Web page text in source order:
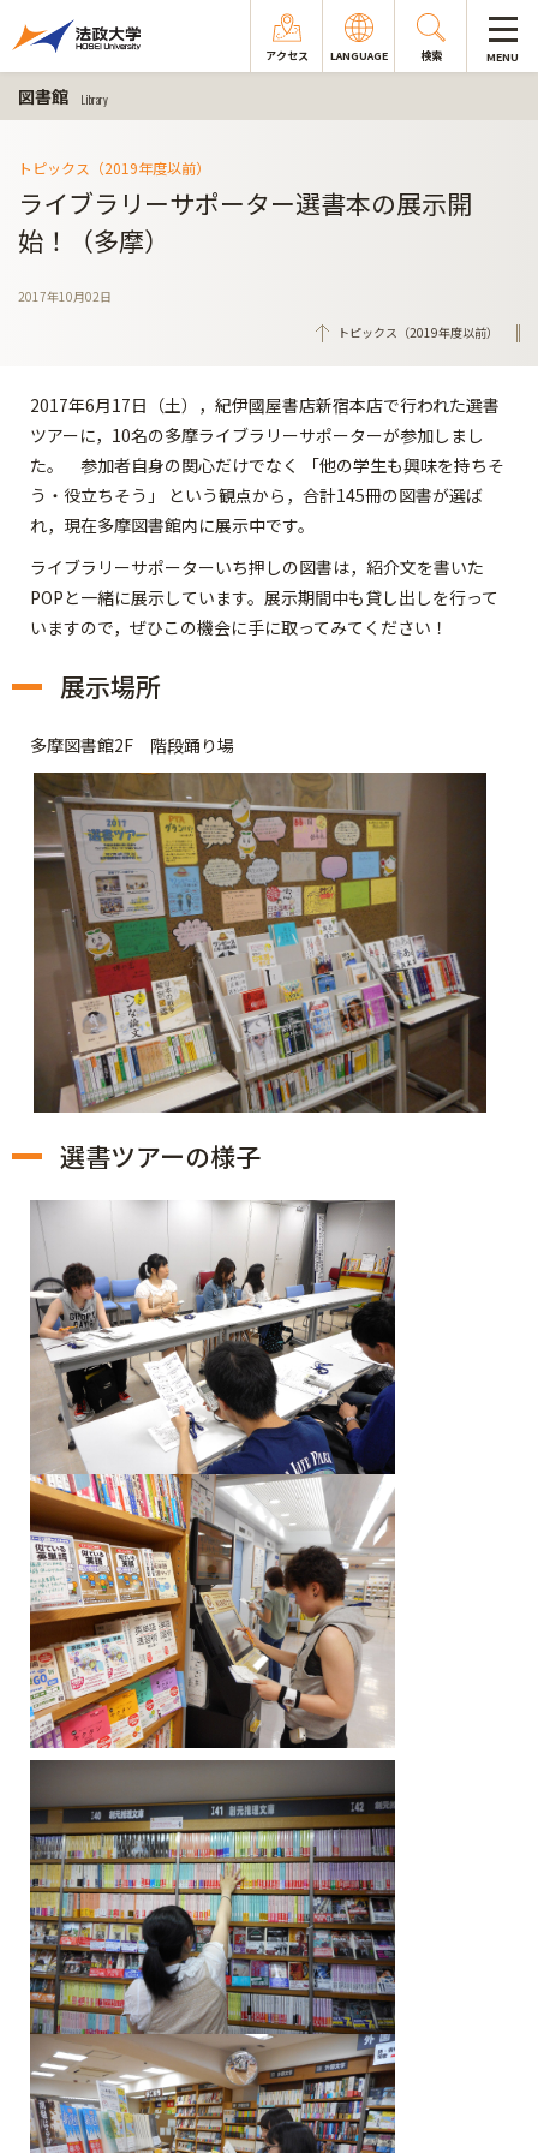
アクセス LANGUAGE 検索 MENU
図書館 Library
トピックス（2019年度以前）
ライブラリーサポーター選書本の展示開
始！（多摩）
2017年10月02日
トピックス（2019年度以前）
2017年6月17日（土），紀伊國屋書店新宿本店で行われた選書
ツアーに，10名の多摩ライブラリーサポーターが参加しまし
た。 参加者自身の関心だけでなく 「他の学生も興味を持ちそ
う・役立ちそう」 という観点から，合計145冊の図書が選ば
れ，現在多摩図書館内に展示中です。
ライブラリーサポーターいち押しの図書は，紹介文を書いた
POPと一緒に展示しています。展示期間中も貸し出しを行って
いますので，ぜひこの機会に手に取ってみてください！
展示場所
多摩図書館2F 階段踊り場
選書ツアーの様子